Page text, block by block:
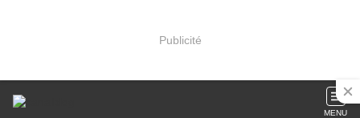
Publicité
MENU